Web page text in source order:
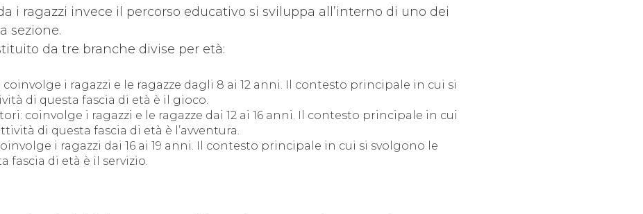
i ragazzi invece il percorso educativo si sviluppa all’interno di uno dei
sezione.
da tre branche divise per età:
i ragazzi e le ragazze dagli 8 ai 12 anni. Il contesto principale in cui si
di questa fascia di età è il gioco.
coinvolge i ragazzi e le ragazze dai 12 ai 16 anni. Il contesto principale in cui
di questa fascia di età è l’avventura.
i ragazzi dai 16 ai 19 anni. Il contesto principale in cui si svolgono le
fascia di età è il servizio.